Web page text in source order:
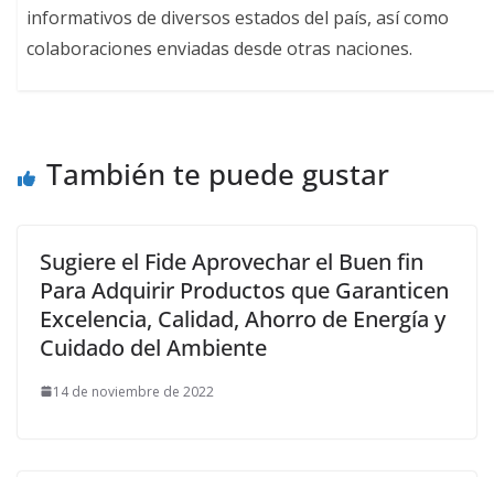
informativos de diversos estados del país, así como
colaboraciones enviadas desde otras naciones.
También te puede gustar
Sugiere el Fide Aprovechar el Buen fin
Para Adquirir Productos que Garanticen
Excelencia, Calidad, Ahorro de Energía y
Cuidado del Ambiente
14 de noviembre de 2022